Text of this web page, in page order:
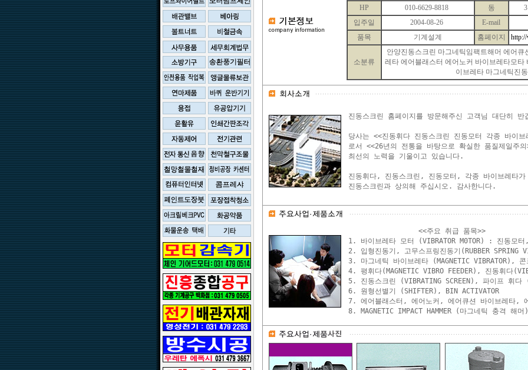
HP
010-6629-8818 동
3
입주일
2004-08-26
E-mail
품목
기계설계 홈페이지
소분류
안양진동스크린 마그네틱임팩트해머 에어큐
레타 에어블래스터 에어노커 바이브레타모타
이브레타 마그네틱진